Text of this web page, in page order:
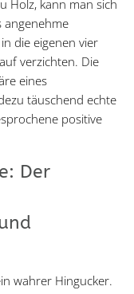
Holz, kann man sich
angenehme
die eigenen vier
verzichten. Die
eines
täuschend echte
positive
Der
wahrer Hingucker.